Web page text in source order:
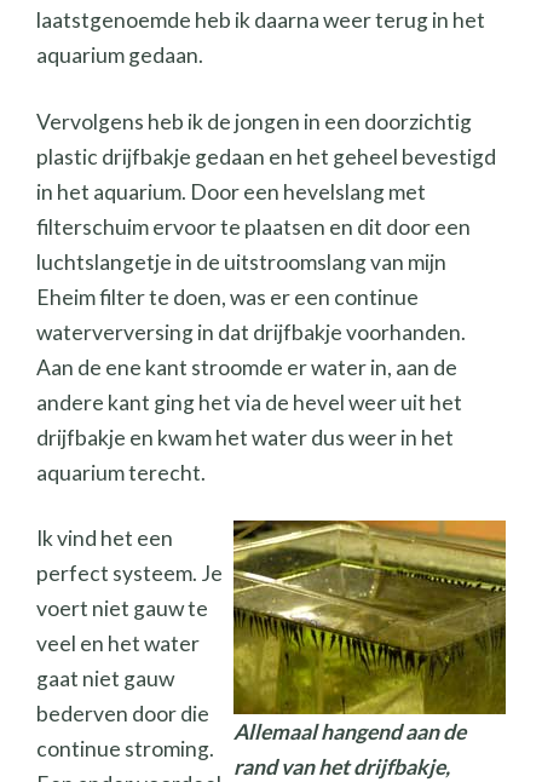
laatstgenoemde heb ik daarna weer terug in het
aquarium gedaan.
Vervolgens heb ik de jongen in een doorzichtig
plastic drijfbakje gedaan en het geheel bevestigd
in het aquarium. Door een hevelslang met
filterschuim ervoor te plaatsen en dit door een
luchtslangetje in de uitstroomslang van mijn
Eheim filter te doen, was er een continue
waterverversing in dat drijfbakje voorhanden.
Aan de ene kant stroomde er water in, aan de
andere kant ging het via de hevel weer uit het
drijfbakje en kwam het water dus weer in het
aquarium terecht.
Allemaal hangend aan de
rand van het drijfbakje,
Ik vind het een
perfect systeem. Je
voert niet gauw te
veel en het water
gaat niet gauw
bederven door die
continue stroming.